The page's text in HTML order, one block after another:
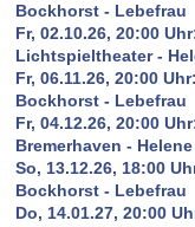
Bockhorst - Lebefrau
Fr, 02.10.26, 20:00
Lichtspieltheater -
Fr, 06.11.26, 20:00
Bockhorst - Lebefrau
Fr, 04.12.26, 20:00
Bremerhaven -
So, 13.12.26, 18:00
Bockhorst - Lebefrau
Do, 14.01.27, 20:00